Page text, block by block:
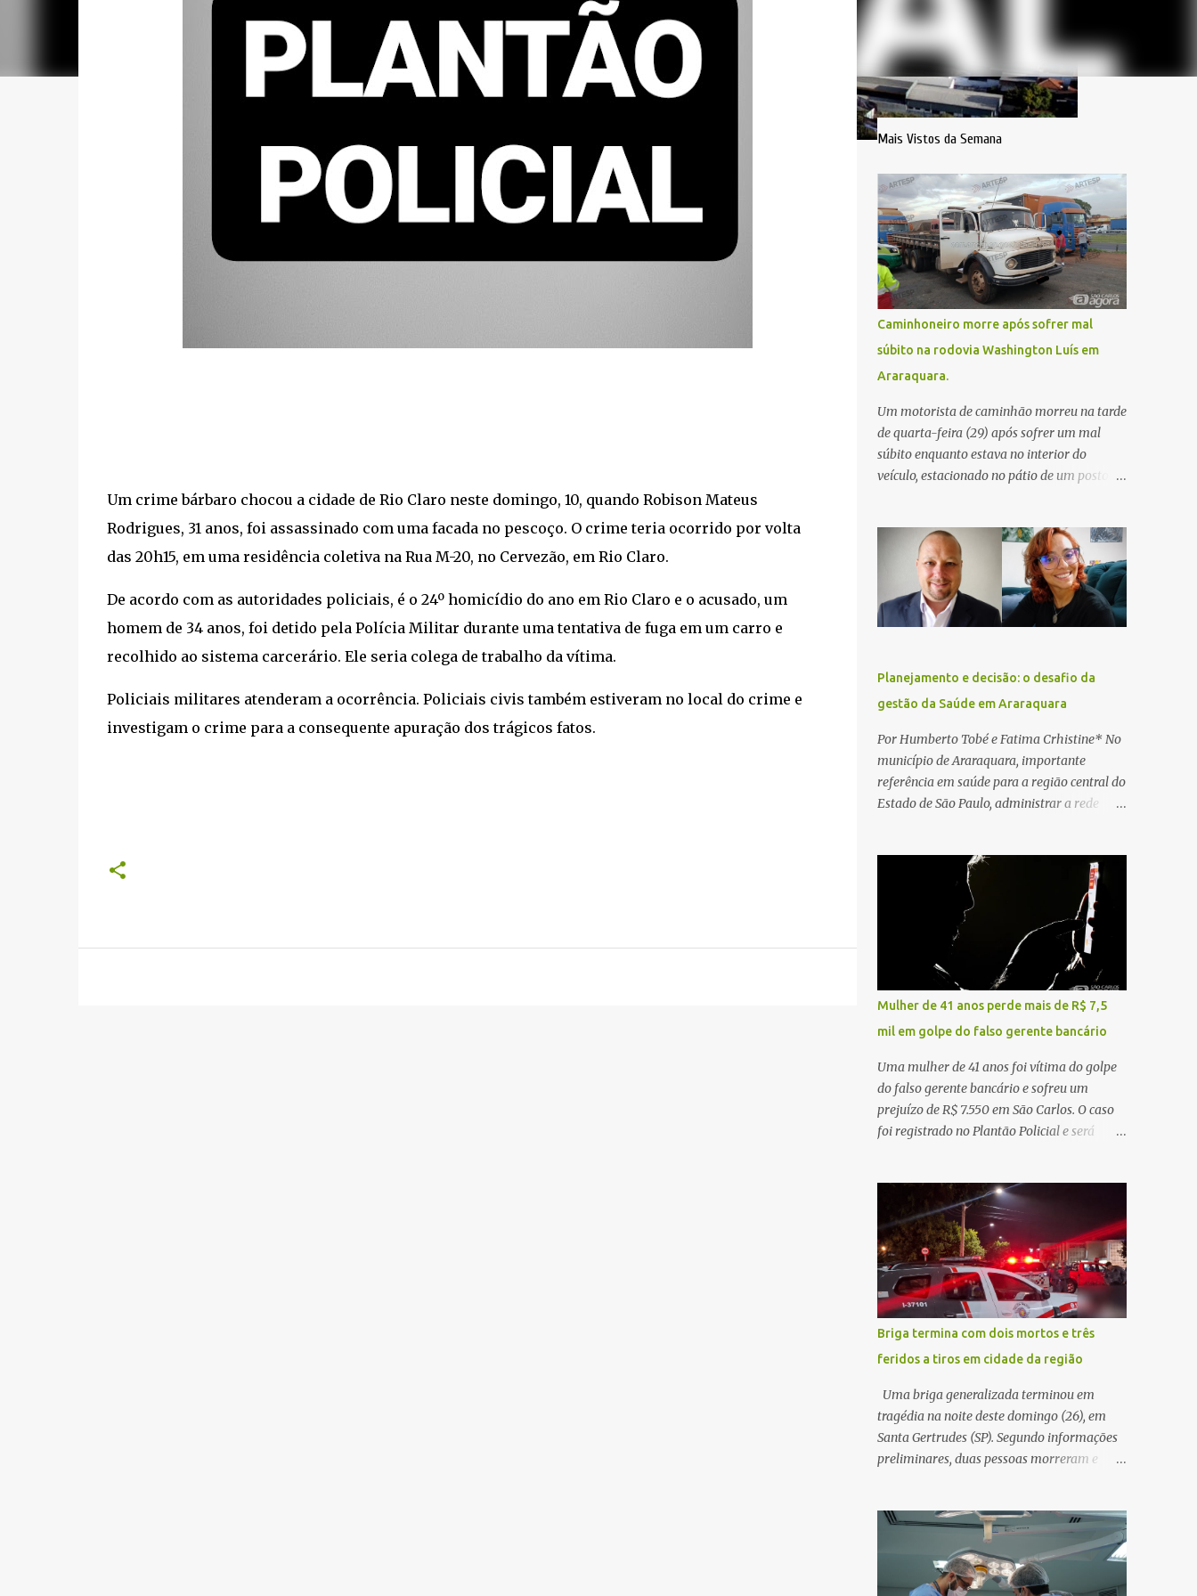
Um crime bárbaro chocou a cidade de Rio Claro neste domingo, 10, quando Robison Mateus
Rodrigues, 31 anos, foi assassinado com uma facada no pescoço. O crime teria ocorrido por volta
das 20h15, em uma residência coletiva na Rua M-20, no Cervezão, em Rio Claro.
De acordo com as autoridades policiais, é o 24º homicídio do ano em Rio Claro e o acusado, um
homem de 34 anos, foi detido pela Polícia Militar durante uma tentativa de fuga em um carro e
recolhido ao sistema carcerário. Ele seria colega de trabalho da vítima.
Policiais militares atenderam a ocorrência. Policiais civis também estiveram no local do crime e
investigam o crime para a consequente apuração dos trágicos fatos.
Mais Vistos da Semana
Caminhoneiro morre após sofrer mal
súbito na rodovia Washington Luís em
Araraquara.
Um motorista de caminhão morreu na tarde
de quarta-feira (29) após sofrer um mal
súbito enquanto estava no interior do
veículo, estacionado no pátio de um posto de
Araraquara. De acordo com informações da
Artesp, a concessionária foi acionada por
meio do telefone 0800 após relatos de que
havia um condutor inconsciente dentro de
um caminhão. Equipes de resgate foram
encontraram a vítima em parada
cardiorrespiratória. Os socorristas iniciaram
imediatamente as manobras de reanimação
cardiopulmonar (RCP), porém, apesar de
todos os esforços, o motorista não
respondeu aos procedimentos. Às 17h03,
médicos da Unidade de Suporte Avançado
Planejamento e decisão: o desafio da
gestão da Saúde em Araraquara
Por Humberto Tobé e Fatima Crhistine* No
município de Araraquara, importante
referência em saúde para a região central do
Estado de São Paulo, administrar a rede
A cidade concentra hospitais, unidades
especializadas e serviços de média e alta
complexidade que atendem pacientes não
apenas do município, mas também de
diversas cidades do entorno, ampliando
significativamente a responsabilidade da
gestão sobre o Sistema Único de Saúde
(SUS). Nos últimos anos, o Governo Federal
tem ampliado investimentos destinados ao
fortalecimento da atenção básica, da
infraestrutura hospitalar e da
regionalização dos serviços de saúde.
Entretanto, em um cenário de demandas
pública não é apenas investir mais, mas
decidir melhor onde investir para produzir o
maior benefício possível à população. Essa
reflexão encontra respaldo tanto na teoria
da admini...
Mulher de 41 anos perde mais de R$ 7,5
mil em golpe do falso gerente bancário
Uma mulher de 41 anos foi vítima do golpe
do falso gerente bancário e sofreu um
prejuízo de R$ 7.550 em São Carlos. O caso
foi registrado no Plantão Policial e será
ocorrência, a vítima recebeu contato pelo
WhatsApp de um homem que afirmava ser
o novo gerente da conta bancária da
empresa. O suspeito alegou que seria
necessário atualizar o cadastro da conta e
passou a orientar a vítima sobre os
procedimentos que deveriam ser realizados.
Dias depois, o golpista enviou um
documento em PDF simulando uma
comunicação oficial da instituição
financeira. Na sequência, entrou em contato
por telefone e encaminhou um link,
orientando a vítima a acessá-lo pelo
procedimento, a conta bancária ficou
bloqueada por algumas horas. Sem
conseguir acessar o sistema, a vítima tentou
novamente contato com o suposto gerente,
Briga termina com dois mortos e três
feridos a tiros em cidade da região
Uma briga generalizada terminou em
tragédia na noite deste domingo (26), em
Santa Gertrudes (SP). Segundo informações
preliminares, duas pessoas morreram e
adega. O caso aconteceu por volta das
20h40, na região da Avenida João Vitte. De
acordo com as primeiras informações, a
confusão teria começado dentro do